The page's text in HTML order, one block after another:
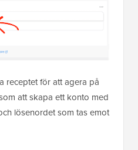
receptet för att agera på
att skapa ett konto med
lösenordet som tas emot